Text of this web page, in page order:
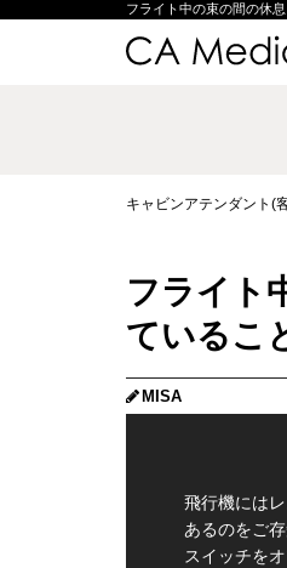
フライト中の束の間の休
キャビンアテンダント(
フライト
ているこ
MISA
飛行機には
あるのをご
スイッチを